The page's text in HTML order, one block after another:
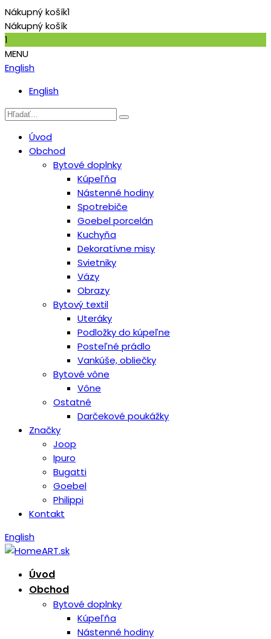
Nákupný košík1
Nákupný košík
1
MENU
English
English
Úvod
Obchod
Bytové doplnky
Kúpeľňa
Nástenné hodiny
Spotrebiče
Goebel porcelán
Kuchyňa
Dekoratívne misy
Svietniky
Vázy
Obrazy
Bytový textil
Uteráky
Podložky do kúpeľne
Posteľné prádlo
Vankúše, obliečky
Bytové vône
Vône
Ostatné
Darčekové poukážky
Značky
Joop
Ipuro
Bugatti
Goebel
Philippi
Kontakt
English
Úvod
Obchod
Bytové doplnky
Kúpeľňa
Nástenné hodiny